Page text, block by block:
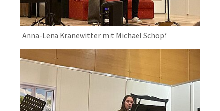
Anna-Lena Kranewitter mit Michael Schöpf